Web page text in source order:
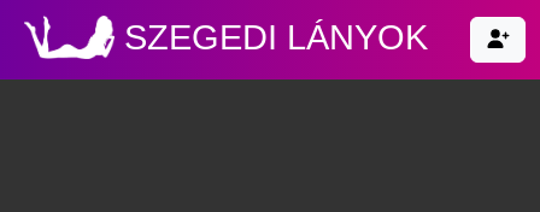
SZEGEDI LÁNYOK